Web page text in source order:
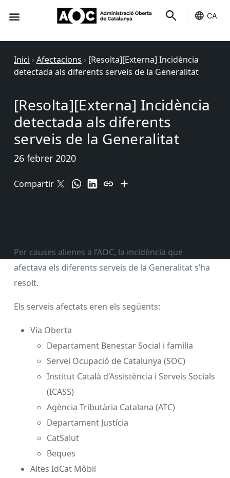
CA
Inici › Afectacions › [Resolta][Externa] Incidència
detectada als diferents serveis de la Generalitat
[Resolta][Externa] Incidència
detectada als diferents
serveis de la Generalitat
26 febrer 2020
Compartir
Per causes alienes a l’AOC, la incidència que
afectava els diferents serveis de la Generalitat s’ha
resolt.
Els serveis afectats eren els següents:
Via Oberta
Departament Benestar Social i família
Servei Ocupació de Catalunya (SOC)
Institut Català d’Assistència i Serveis Socials
(ICASS)
Agència Tributària Catalana (ATC)
Departament Justícia
CatSalut
Beques
Altes IdCat Mòbil